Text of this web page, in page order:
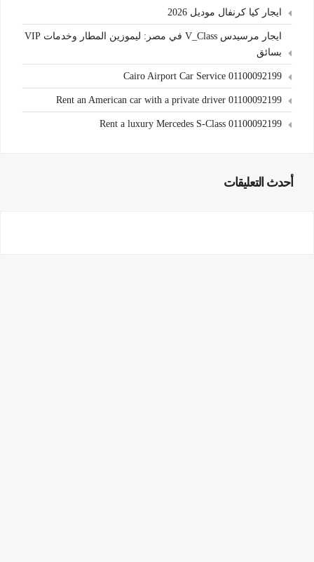
ايجار كيا كرنفال موديل 2026
ايجار مرسيدس V_Class في مصر: ليموزين المطار وخدمات VIP
بسائق
Cairo Airport Car Service 01100092199
Rent an American car with a private driver 01100092199
Rent a luxury Mercedes S-Class 01100092199
أحدث التعليقات